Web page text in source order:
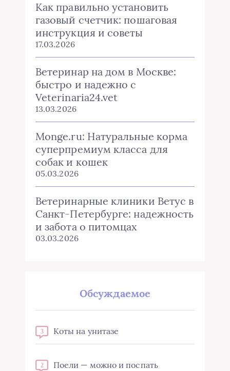
Как правильно установить
газовый счетчик: пошаговая
инструкция и советы
17.03.2026
Ветеринар на дом в Москве:
быстро и надежно с
Veterinaria24.vet
13.03.2026
Monge.ru: Натуральные корма
суперпремиум класса для
собак и кошек
05.03.2026
Ветеринарные клиники Ветус в
Санкт-Петербурге: надежность
и забота о питомцах
03.03.2026
Обсуждаемое
3 Коты на унитазе
2 Поели — можно и поспать